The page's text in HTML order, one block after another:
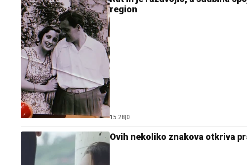
region
15:28 0
Ovih nekoliko znakova otkriva